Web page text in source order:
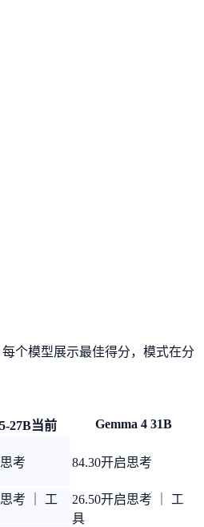
个模型展示最佳得分，模式在分
27B当前
Gemma 4 31B
考 84.30开启思考
考 ｜ 工
26.50开启思考 ｜ 工
具